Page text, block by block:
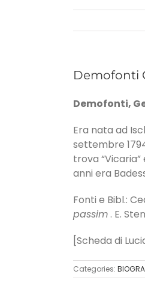
Demofonti
Demofonti,
Era nata ad
settembre
trova
anni era
Fonti e Bibl.:
passim . E.
[Scheda di
Categories: